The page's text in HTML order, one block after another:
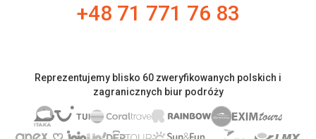
+48 71 771 76 83
Reprezentujemy blisko 60 zweryfikowanych polskich i
zagranicznych biur podróży